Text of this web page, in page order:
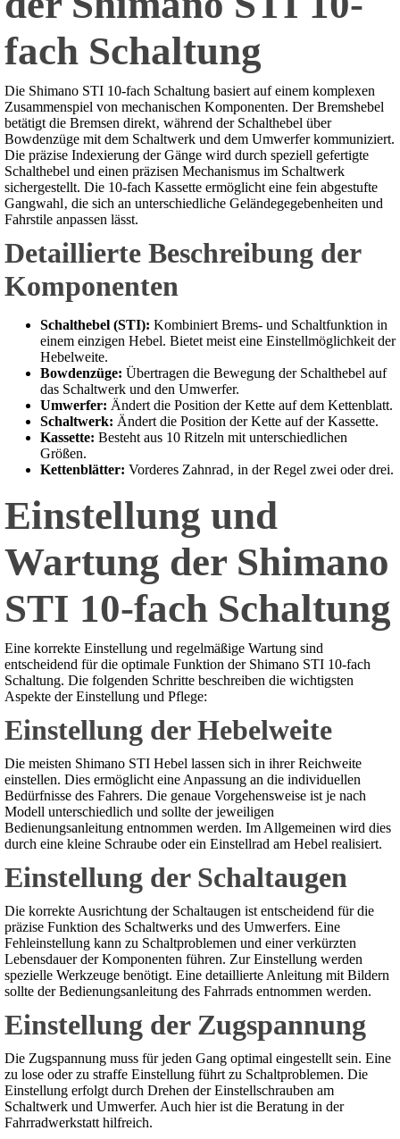
fach Schaltung
Die Shimano STI 10-fach Schaltung basiert auf einem komplexen
Zusammenspiel von mechanischen Komponenten. Der Bremshebel
betätigt die Bremsen direkt‚ während der Schalthebel über
Bowdenzüge mit dem Schaltwerk und dem Umwerfer kommuniziert.
Die präzise Indexierung der Gänge wird durch speziell gefertigte
Schalthebel und einen präzisen Mechanismus im Schaltwerk
sichergestellt. Die 10-fach Kassette ermöglicht eine fein abgestufte
Gangwahl‚ die sich an unterschiedliche Geländegegebenheiten und
Fahrstile anpassen lässt.
Detaillierte Beschreibung der
Komponenten
Schalthebel (STI): Kombiniert Brems- und Schaltfunktion in
einem einzigen Hebel. Bietet meist eine Einstellmöglichkeit der
Hebelweite.
Bowdenzüge: Übertragen die Bewegung der Schalthebel auf
das Schaltwerk und den Umwerfer.
Umwerfer: Ändert die Position der Kette auf dem Kettenblatt.
Schaltwerk: Ändert die Position der Kette auf der Kassette.
Kassette: Besteht aus 10 Ritzeln mit unterschiedlichen
Größen.
Kettenblätter: Vorderes Zahnrad‚ in der Regel zwei oder drei.
Einstellung und
Wartung der Shimano
STI 10-fach Schaltung
Eine korrekte Einstellung und regelmäßige Wartung sind
entscheidend für die optimale Funktion der Shimano STI 10-fach
Schaltung. Die folgenden Schritte beschreiben die wichtigsten
Aspekte der Einstellung und Pflege:
Einstellung der Hebelweite
Die meisten Shimano STI Hebel lassen sich in ihrer Reichweite
einstellen. Dies ermöglicht eine Anpassung an die individuellen
Bedürfnisse des Fahrers. Die genaue Vorgehensweise ist je nach
Modell unterschiedlich und sollte der jeweiligen
Bedienungsanleitung entnommen werden. Im Allgemeinen wird dies
durch eine kleine Schraube oder ein Einstellrad am Hebel realisiert.
Einstellung der Schaltaugen
Die korrekte Ausrichtung der Schaltaugen ist entscheidend für die
präzise Funktion des Schaltwerks und des Umwerfers. Eine
Fehleinstellung kann zu Schaltproblemen und einer verkürzten
Lebensdauer der Komponenten führen. Zur Einstellung werden
spezielle Werkzeuge benötigt. Eine detaillierte Anleitung mit Bildern
sollte der Bedienungsanleitung des Fahrrads entnommen werden.
Einstellung der Zugspannung
Die Zugspannung muss für jeden Gang optimal eingestellt sein. Eine
zu lose oder zu straffe Einstellung führt zu Schaltproblemen. Die
Einstellung erfolgt durch Drehen der Einstellschrauben am
Schaltwerk und Umwerfer. Auch hier ist die Beratung in der
Fahrradwerkstatt hilfreich.